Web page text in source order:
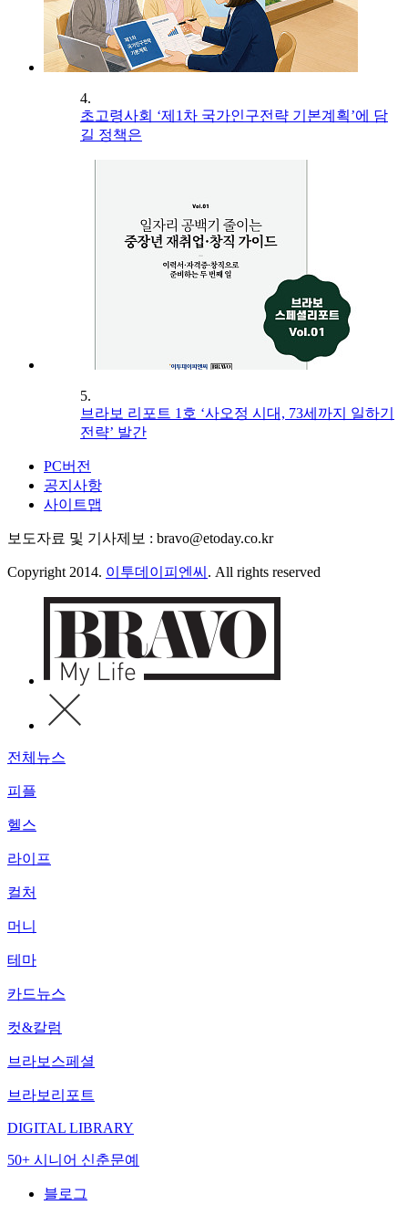
4.
초고령사회 ‘제1차 국가인구전략 기본계획’에 담
길 정책은
5.
브라보 리포트 1호 ‘사오정 시대, 73세까지 일하기
전략’ 발간
PC버전
공지사항
사이트맵
보도자료 및 기사제보 : bravo@etoday.co.kr
Copyright 2014. 이투데이피엔씨 . All rights reserved
전체뉴스
피플
헬스
라이프
컬처
머니
테마
카드뉴스
컷&칼럼
브라보스페셜
브라보리포트
DIGITAL LIBRARY
50+ 시니어 신춘문예
블로그